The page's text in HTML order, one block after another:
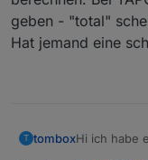
2022-
2022-
2022-
Loginablauf:
Die Tapo
geben - "total"
Hat jemand eine
T tomboxHi ich habe ein